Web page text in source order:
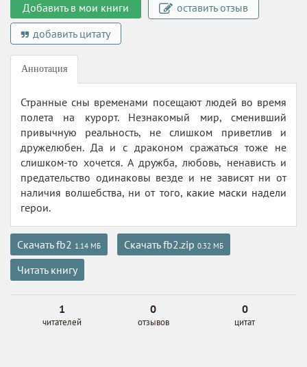
Добавить в мои книги
оставить отзыв
добавить цитату
Аннотация
Странные сны временами посещают людей во время
полета на курорт. Незнакомый мир, сменивший
привычную реальность, не слишком приветлив и
дружелюбен. Да и с драконом сражаться тоже не
слишком-то хочется. А дружба, любовь, ненависть и
предательство одинаковы везде и не зависят ни от
наличия волшебства, ни от того, какие маски надели
герои.
Скачать fb2 1.14 МБ Скачать fb2.zip 0.32 МБ
Читать книгу
1
читателей
0
отзывов
0
цитат